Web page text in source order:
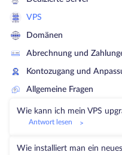
VPS
Domänen
Abrechnung und
Kontozugang und
Allgemeine Fragen
Wie kann ich mein VPS
Antwort lesen >
Wie installiert man ein